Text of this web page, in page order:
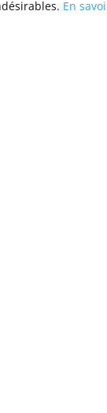
En